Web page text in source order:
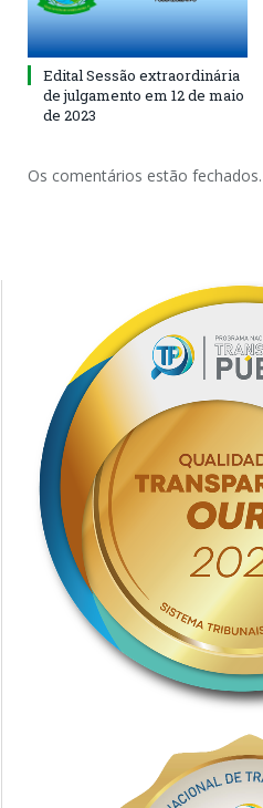
Edital Sessão extraordinária
de julgamento em 12 de maio
de 2023
Os comentários estão fechados.